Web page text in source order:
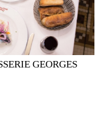
GEORGES